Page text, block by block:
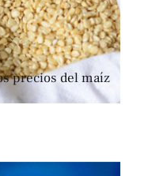
precios del maíz